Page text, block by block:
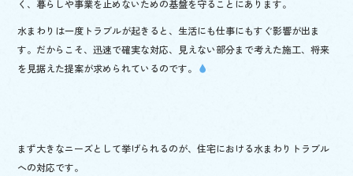
く、暮らしや事業を止めないための基盤を守ることにあります。
水まわりは一度トラブルが起きると、生活にも仕事にもすぐ影響が出ま
す。だからこそ、迅速で確実な対応、見えない部分まで考えた施工、将来
を見据えた提案が求められているのです。
まず大きなニーズとして挙げられるのが、住宅における水まわりトラブル
への対応です。